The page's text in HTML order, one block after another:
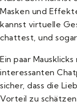
Masken und
kannst virtuelle
chattest, und
Ein paar
interessanten
sicher, dass die
Vorteil zu schätzen